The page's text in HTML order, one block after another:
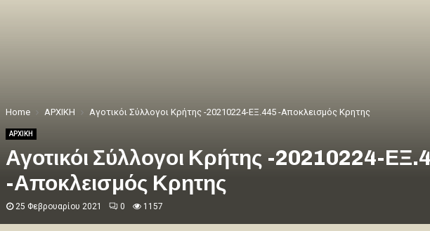
Home ΑΡΧΙΚΗ Αγοτικόι Σύλλογοι Κρήτης -20210224-ΕΞ.445 -Αποκλεισμός Κρητης
ΑΡΧΙΚΗ
Αγοτικόι Σύλλογοι Κρήτης -20210224-
-Αποκλεισμός Κρητης
25 Φεβρουαρίου 2021 0 1157